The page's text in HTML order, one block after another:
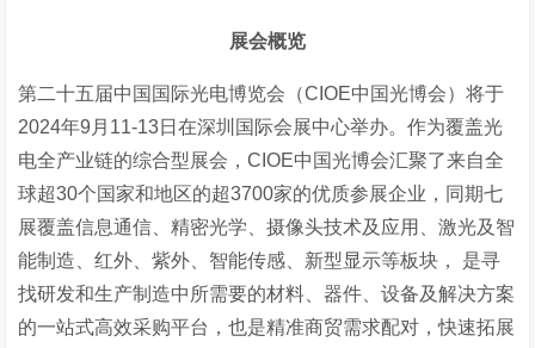
展会概览
第二十五届中国国际光电博览会（CIOE中国光博会）将于
2024年9月11-13日在深圳国际会展中心举办。作为覆盖光
电全产业链的综合型展会，CIOE中国光博会汇聚了来自全
球超30个国家和地区的超3700家的优质参展企业，同期七
展覆盖信息通信、精密光学、摄像头技术及应用、激光及智
能制造、红外、紫外、智能传感、新型显示等板块， 是寻
找研发和生产制造中所需要的材料、器件、设备及解决方案
的一站式高效采购平台，也是精准商贸需求配对，快速拓展